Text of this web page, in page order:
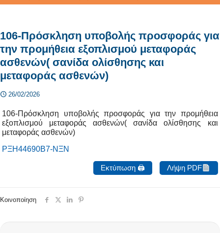
106-Πρόσκληση υποβολής προσφοράς για
την προμήθεια εξοπλισμού μεταφοράς
ασθενών( σανίδα ολίσθησης και
μεταφοράς ασθενών)
26/02/2026
106-Πρόσκληση υποβολής προσφοράς για την προμήθεια
εξοπλισμού μεταφοράς ασθενών( σανίδα ολίσθησης και
μεταφοράς ασθενών)
ΡΞΗ44690Β7-ΝΞΝ
Εκτύπωση 🖨 Λήψη PDF
Κοινοποίηση